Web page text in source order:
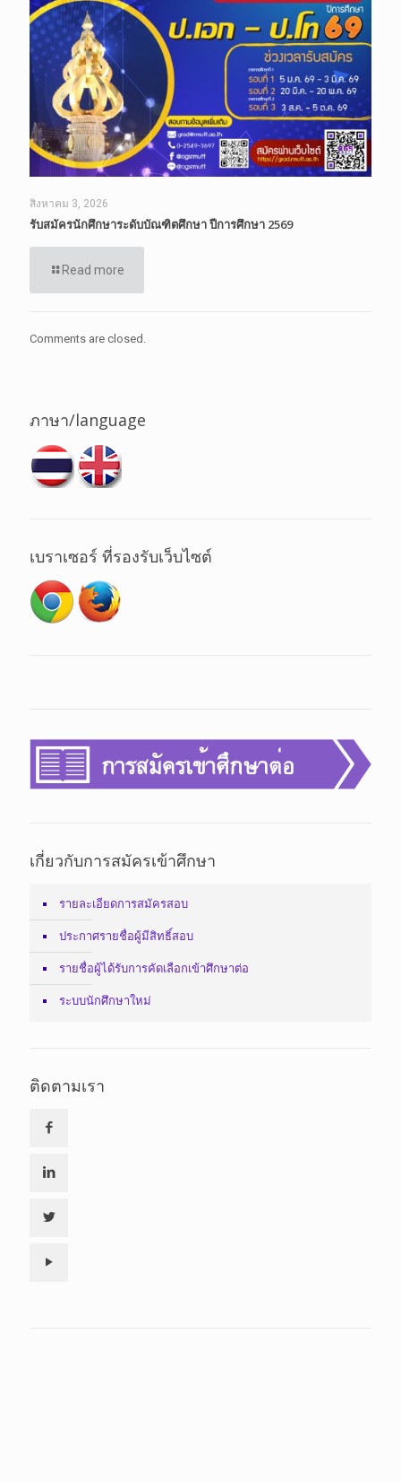
สิงหาคม 3, 2026
รับสมัครนักศึกษาระดับบัณฑิตศึกษา ปีการศึกษา 2569
Read more
Comments are closed.
ภาษา/language
เบราเซอร์ ที่รองรับเว็บไซต์
เกี่ยวกับการสมัครเข้าศึกษา
รายละเอียดการสมัครสอบ
ประกาศรายชื่อผู้มีสิทธิ์สอบ
รายชื่อผู้ได้รับการคัดเลือกเข้าศึกษาต่อ
ระบบนักศึกษาใหม่
ติดตามเรา